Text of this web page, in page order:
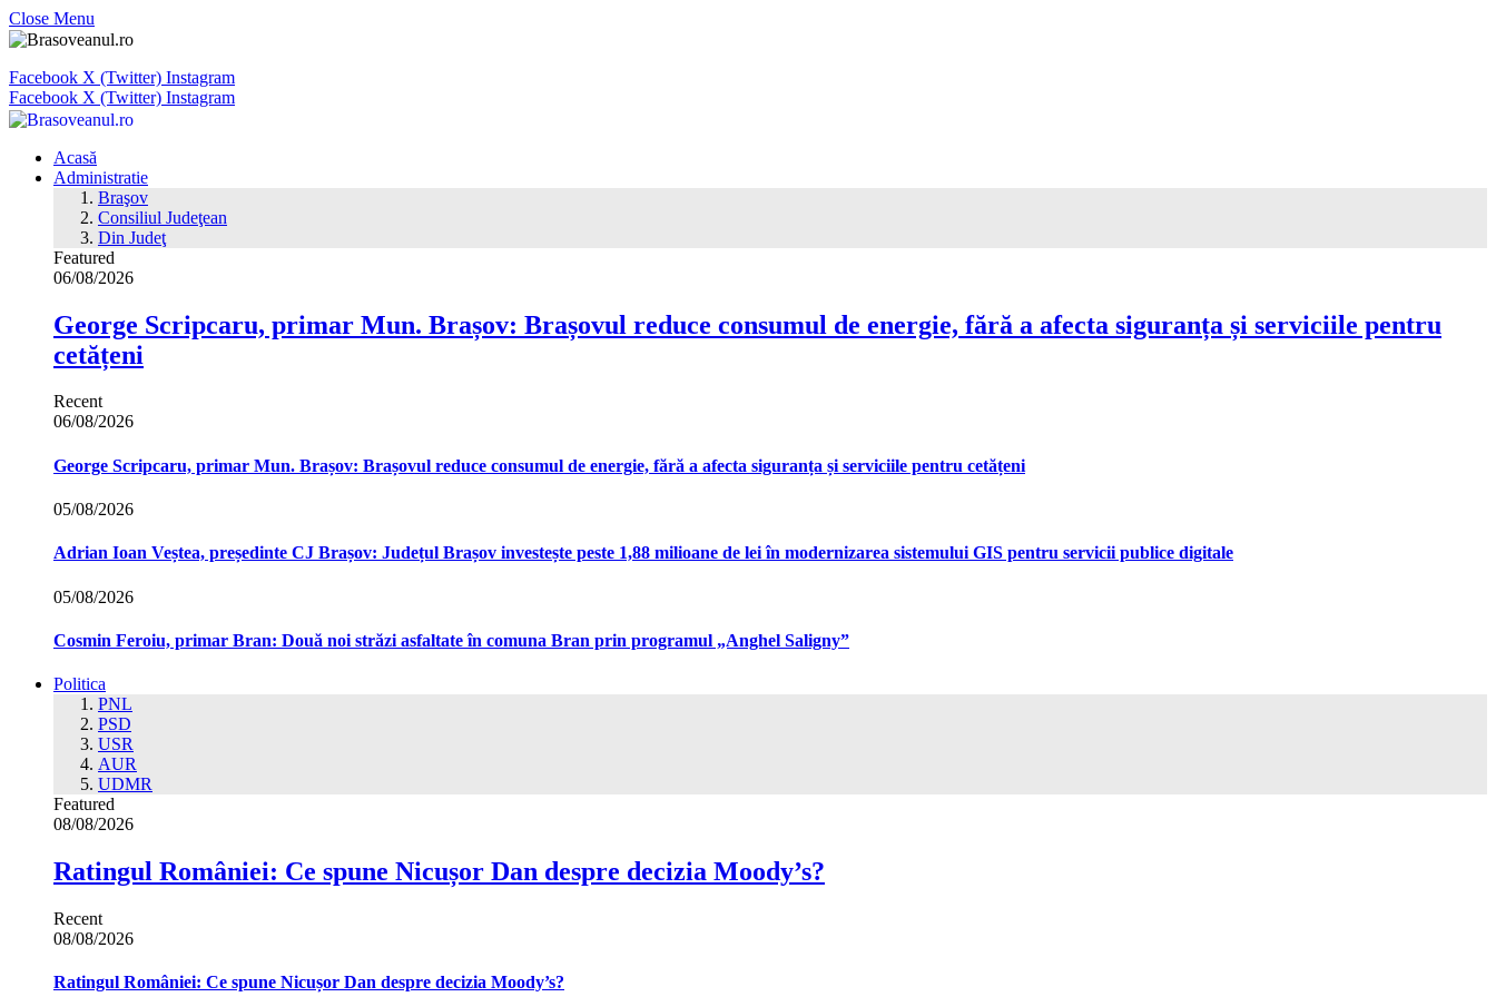
Close Menu
Facebook X (Twitter) Instagram
Facebook X (Twitter) Instagram
Acasă
Administratie
Braşov
Consiliul Judeţean
Din Judeţ
Featured
06/08/2026
George Scripcaru, primar Mun. Brașov: Brașovul reduce consumul de energie, fără a afecta siguranța și serviciile pentru
cetățeni
Recent
06/08/2026
George Scripcaru, primar Mun. Brașov: Brașovul reduce consumul de energie, fără a afecta siguranța și serviciile pentru cetățeni
05/08/2026
Adrian Ioan Veștea, președinte CJ Brașov: Județul Brașov investește peste 1,88 milioane de lei în modernizarea sistemului GIS pentru servicii publice digitale
05/08/2026
Cosmin Feroiu, primar Bran: Două noi străzi asfaltate în comuna Bran prin programul „Anghel Saligny”
Politica
PNL
PSD
USR
AUR
UDMR
Featured
08/08/2026
Ratingul României: Ce spune Nicușor Dan despre decizia Moody’s?
Recent
08/08/2026
Ratingul României: Ce spune Nicușor Dan despre decizia Moody’s?